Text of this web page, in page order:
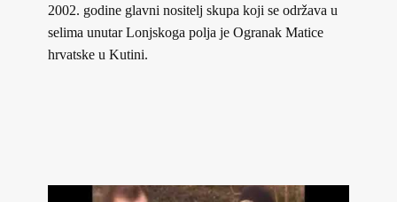
2002. godine glavni nositelj skupa koji se održava u
selima unutar Lonjskoga polja je Ogranak Matice
hrvatske u Kutini.